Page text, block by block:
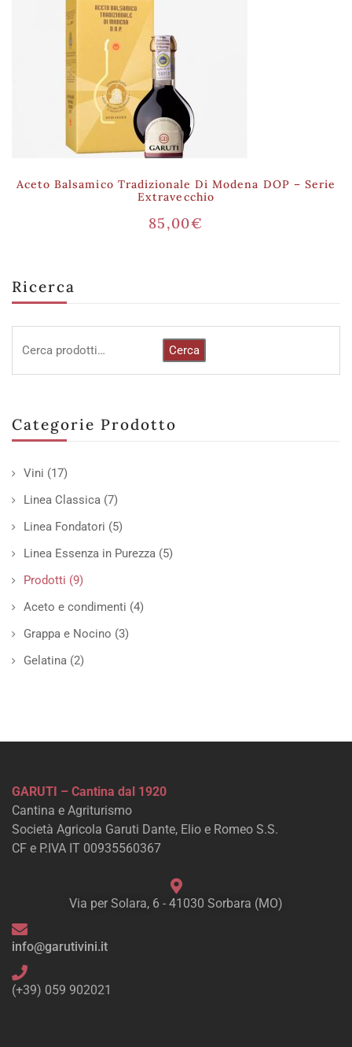
Ricerca
Cerca
Categorie Prodotto
Vini (17)
Linea Classica (7)
Linea Fondatori (5)
Linea Essenza in Purezza (5)
Prodotti (9)
Aceto e condimenti (4)
Grappa e Nocino (3)
Gelatina (2)
Aceto Balsamico Tradizionale Di Modena DOP – Serie
Extravecchio
85,00€
GARUTI – Cantina dal 1920
Cantina e Agriturismo
Società Agricola Garuti Dante, Elio e Romeo S.S.
CF e P.IVA IT 00935560367
Via per Solara, 6 - 41030 Sorbara (MO)
info@garutivini.it
(+39) 059 902021